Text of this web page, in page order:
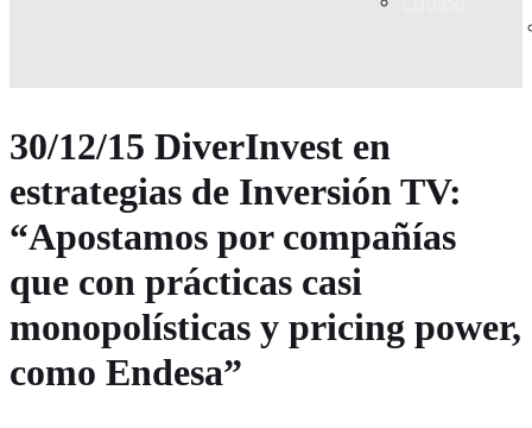
30/12/15 DiverInvest en
estrategias de Inversión TV:
“Apostamos por compañías
que con prácticas casi
monopolísticas y pricing power,
como Endesa”